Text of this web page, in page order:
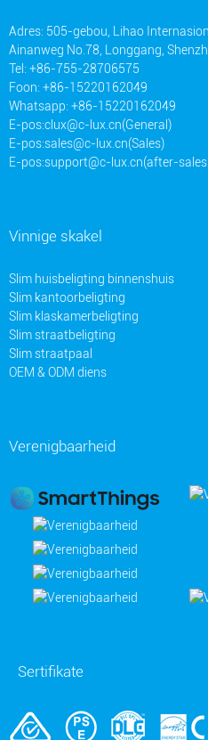
Adres: 505-gebou, Lihao
Ainanweg No.78, Longgang,
Tel: +86-755-28706575
Foon: +86-15220162049
Whatsapp: +86-15220162049
E-pos:clux@c-lux.cn(General)
E-pos:sales@c-lux.cn(Sales)
E-pos:support@c-lux.cn(after-sales
Vinnige skakel
Slim huisbeligting binnenshuis
Slim kantoorbeligting
Slim klaskamerbeligting
Slim straatbeligting
Slim straatpaal
OEM & ODM diens
Verenigbaarheid
Sertifikate